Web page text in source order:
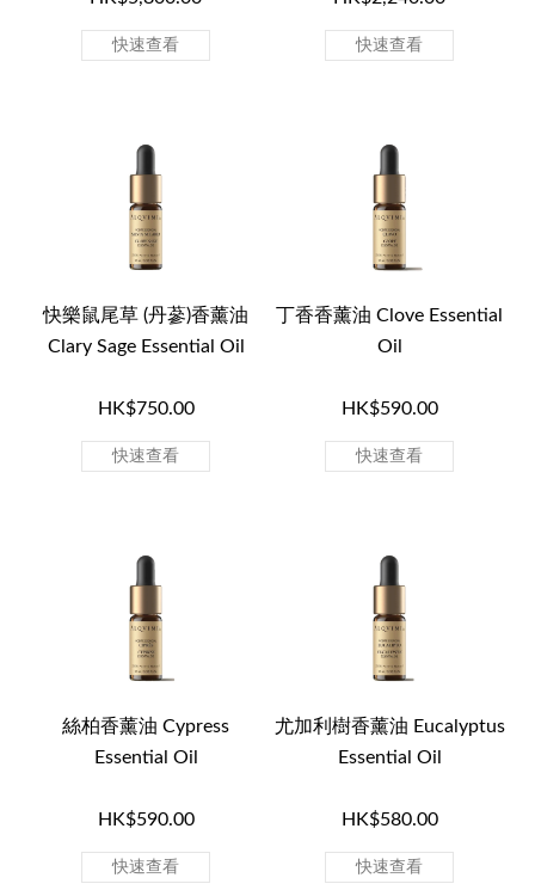
快速查看 快速查看
快樂鼠尾草 (丹蔘)香薰油
Clary Sage Essential Oil
HK$750.00
快速查看
丁香香薰油 Clove Essential
Oil
HK$590.00
快速查看
絲柏香薰油 Cypress
Essential Oil
HK$590.00
快速查看
尤加利樹香薰油 Eucalyptus
Essential Oil
HK$580.00
快速查看